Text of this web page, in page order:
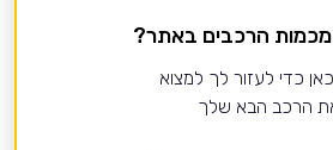
הרכבים באתר?
כדי לעזור לך למצוא
הרכב הבא שלך